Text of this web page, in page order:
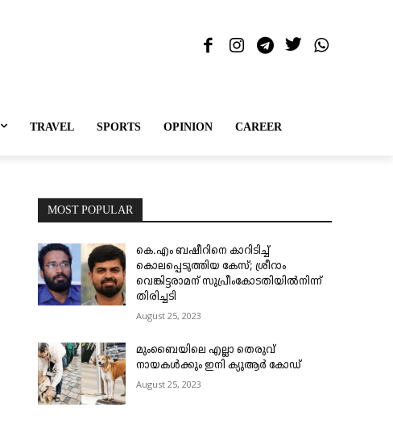
TRAVEL SPORTS OPINION CAREER
MOST POPULAR
കെ.എം ബഷീറിനെ കാറിടിച്ച്
കൊലപ്പെടുത്തിയ കേസ്; ശ്രീറാം
വെങ്കിട്ടരാമന് സുപ്രീംകോടതിയിൽനിന്ന്
തിരിച്ചടി
August 25, 2023
മുംബൈയിലെ എല്ലാ തെരുവ്
നായകൾക്കും ഇനി ക്യുആർ കോഡ്
August 25, 2023